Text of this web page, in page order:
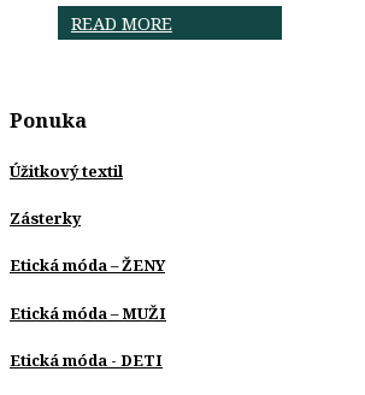
READ MORE
Ponuka
Úžitkový textil
Zásterky
Etická móda – ŽENY
Etická móda – MUŽI
Etická móda - DETI